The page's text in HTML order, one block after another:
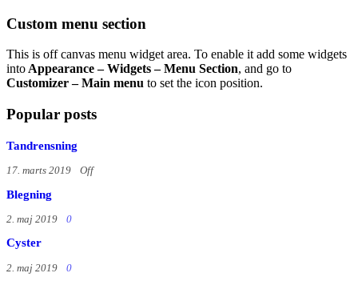
Custom menu section
This is off canvas menu widget area. To enable it add some widgets
into Appearance – Widgets – Menu Section, and go to
Customizer – Main menu to set the icon position.
Popular posts
Tandrensning
17. marts 2019 Off
Blegning
2. maj 2019 0
Cyster
2. maj 2019 0